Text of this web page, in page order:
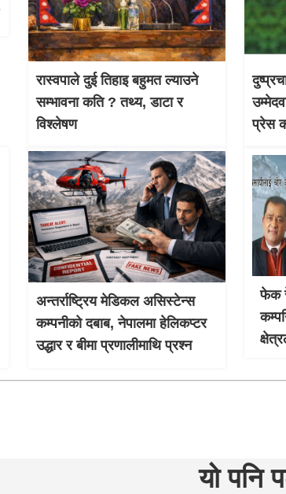
रास्वपाले दुई तिहाइ बहुमत ल्याउने
सम्भावना कति ? तथ्य, डाटा र
विश्लेषण
प्रेस
अन्तर्राष्ट्रिय मेडिकल असिस्टेन्स
कम्पनीको दबाब, नेपालमा हेलिकप्टर
उद्धार र बीमा प्रणालीमाथि प्रश्न
फेक
यो पनि